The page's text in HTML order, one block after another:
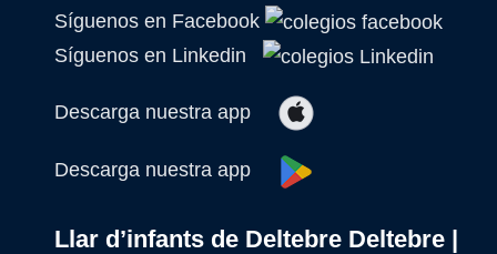
Síguenos en Facebook
Síguenos en Linkedin
Descarga nuestra app
Descarga nuestra app
Llar d’infants de Deltebre Deltebre |